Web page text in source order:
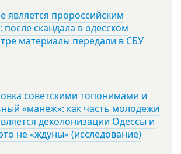
является пророссийским
после скандала в одесском
материалы передали в СБУ
советскими топонимами и
«манеж»: как часть молодежи
деколонизации Одессы и
не «ждуны» (исследование)